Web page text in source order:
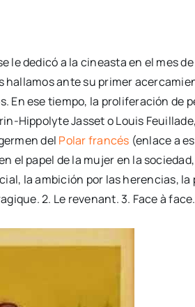
dedicó a la cineasta en el mes
ante su primer
ese tiempo, la proliferación de
Hippolyte Jasset o Louis
del Polar francés (enlace a
papel de la mujer en la
la ambición por las herencias, la
2. Le revenant. 3. Face à